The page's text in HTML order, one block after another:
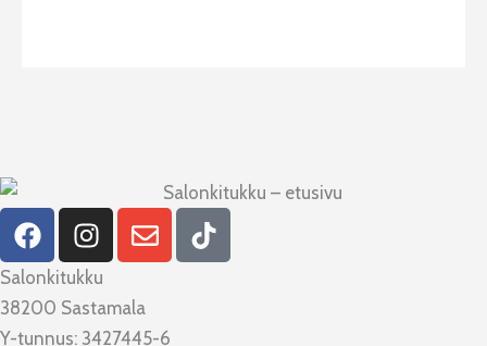
F
a
c
e
b
I
n
s
t
a
E
n
e
l
T
i
Salonkitukku
38200 Sastamala
Y-tunnus: 3427445-6